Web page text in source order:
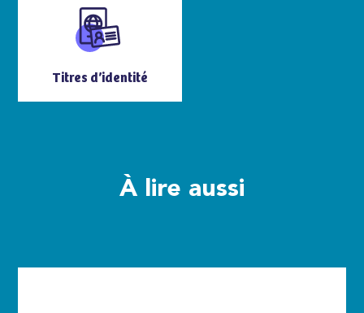
Titres d’identité
À lire aussi